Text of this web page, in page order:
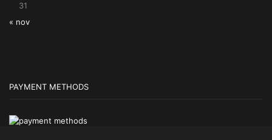
31
« nov
PAYMENT METHODS